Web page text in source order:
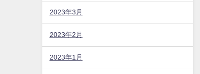
2023年3月
2023年2月
2023年1月